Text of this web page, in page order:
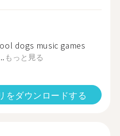
dogs music games
もっと見る
をダウンロードする